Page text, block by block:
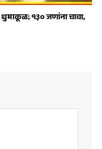
१३० जणांना चावा,